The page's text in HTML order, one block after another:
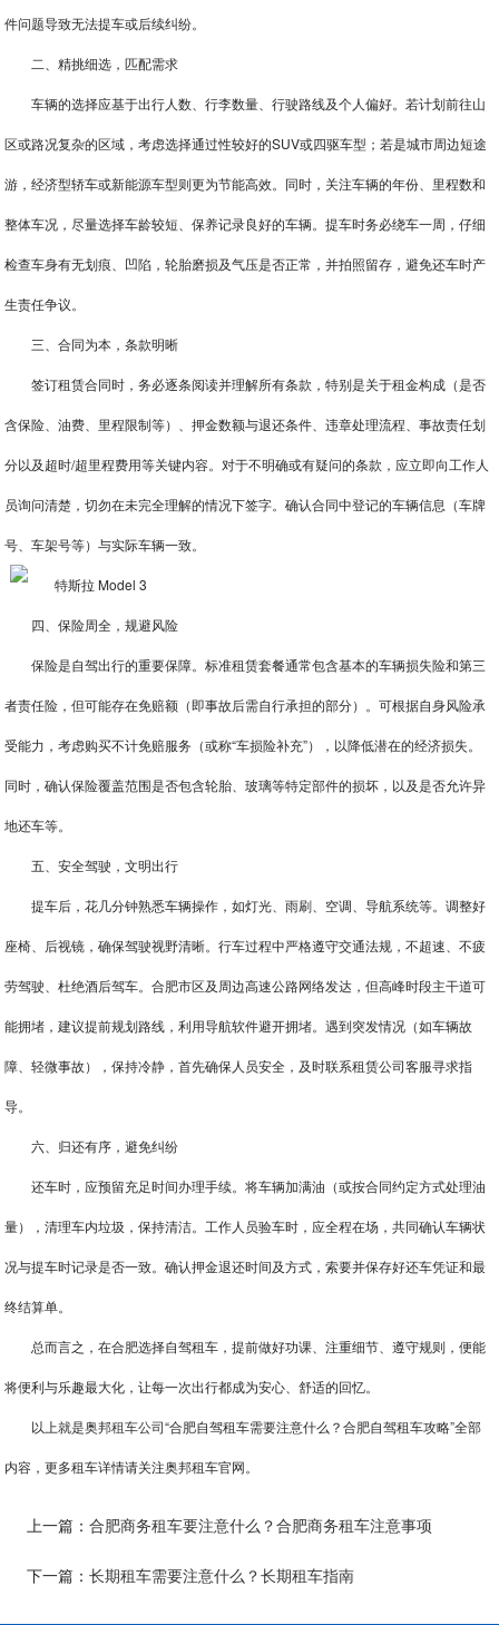
件问题导致无法提车或后续纠纷。
二、精挑细选，匹配需求
车辆的选择应基于出行人数、行李数量、行驶路线及个人偏好。若计划前往山
区或路况复杂的区域，考虑选择通过性较好的SUV或四驱车型；若是城市周边短途
游，经济型轿车或新能源车型则更为节能高效。同时，关注车辆的年份、里程数和
整体车况，尽量选择车龄较短、保养记录良好的车辆。提车时务必绕车一周，仔细
检查车身有无划痕、凹陷，轮胎磨损及气压是否正常，并拍照留存，避免还车时产
生责任争议。
三、合同为本，条款明晰
签订租赁合同时，务必逐条阅读并理解所有条款，特别是关于租金构成（是否
含保险、油费、里程限制等）、押金数额与退还条件、违章处理流程、事故责任划
分以及超时/超里程费用等关键内容。对于不明确或有疑问的条款，应立即向工作人
员询问清楚，切勿在未完全理解的情况下签字。确认合同中登记的车辆信息（车牌
号、车架号等）与实际车辆一致。
四、保险周全，规避风险
保险是自驾出行的重要保障。标准租赁套餐通常包含基本的车辆损失险和第三
者责任险，但可能存在免赔额（即事故后需自行承担的部分）。可根据自身风险承
受能力，考虑购买不计免赔服务（或称“车损险补充”），以降低潜在的经济损失。
同时，确认保险覆盖范围是否包含轮胎、玻璃等特定部件的损坏，以及是否允许异
地还车等。
五、安全驾驶，文明出行
提车后，花几分钟熟悉车辆操作，如灯光、雨刷、空调、导航系统等。调整好
座椅、后视镜，确保驾驶视野清晰。行车过程中严格遵守交通法规，不超速、不疲
劳驾驶、杜绝酒后驾车。合肥市区及周边高速公路网络发达，但高峰时段主干道可
能拥堵，建议提前规划路线，利用导航软件避开拥堵。遇到突发情况（如车辆故
障、轻微事故），保持冷静，首先确保人员安全，及时联系租赁公司客服寻求指
导。
六、归还有序，避免纠纷
还车时，应预留充足时间办理手续。将车辆加满油（或按合同约定方式处理油
量），清理车内垃圾，保持清洁。工作人员验车时，应全程在场，共同确认车辆状
况与提车时记录是否一致。确认押金退还时间及方式，索要并保存好还车凭证和最
终结算单。
总而言之，在合肥选择自驾租车，提前做好功课、注重细节、遵守规则，便能
将便利与乐趣最大化，让每一次出行都成为安心、舒适的回忆。
以上就是奥邦租车公司“合肥自驾租车需要注意什么？合肥自驾租车攻略”全部
内容，更多租车详情请关注奥邦租车官网。
上一篇：合肥商务租车要注意什么？合肥商务租车注意事项
下一篇：长期租车需要注意什么？长期租车指南